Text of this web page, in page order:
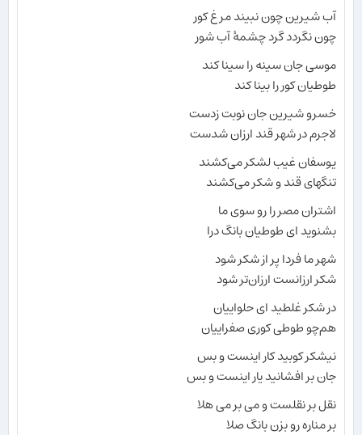
آب شیرین چون نبیند مرغ کور
چون نگردد گرد چشمهٔ آب شور
موسی جان سینه را سینا کند
طوطیان کور را بینا کند
خسرو شیرین جان نوبت زدست
لاجرم در شهر قند ارزان شدست
یوسفان غیب لشکر می‌کشند
تنگهای قند و شکر می‌کشند
اشتران مصر را رو سوی ما
بشنوید ای طوطیان بانگ درا
شهر ما فردا پر از شکر شود
شکر ارزانست ارزان‌تر شود
در شکر غلطید ای حلواییان
هم‌چو طوطی کوری صفراییان
نیشکر کوبید کار اینست و بس
جان بر افشانید یار اینست و بس
نقل بر نقلست و می بر می هلا
بر مناره رو بزن بانگ صلا